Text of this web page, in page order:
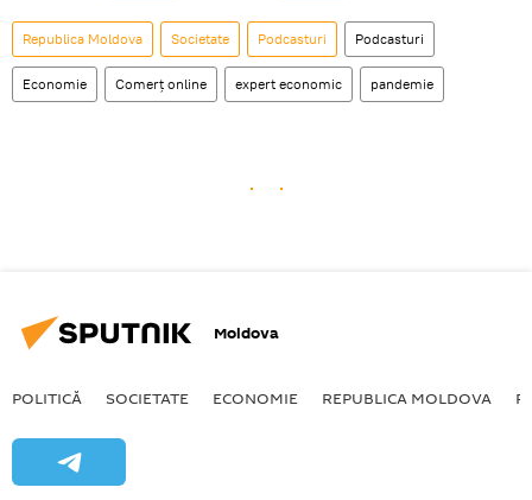
Republica Moldova Societate Podcasturi Podcasturi
Economie Comerț online expert economic pandemie
Moldova
POLITICĂ SOCIETATE ECONOMIE REPUBLICA MOLDOVA